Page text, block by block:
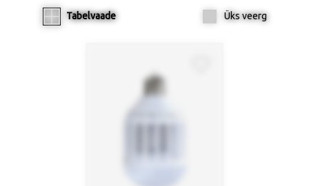
Tabelvaade Üks veerg